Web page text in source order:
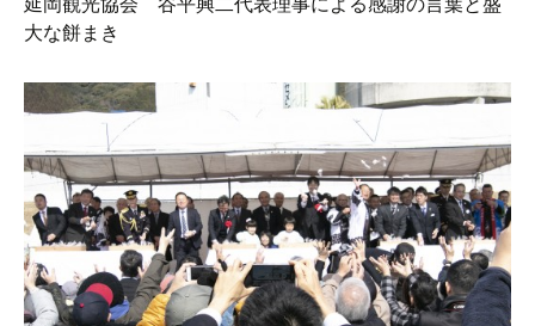
延岡観光協会 谷平興二代表理事による感謝の言葉と盛
大な餅まき